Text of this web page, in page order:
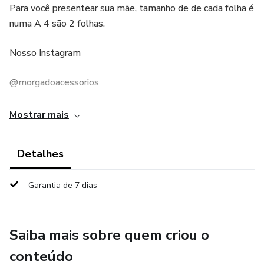
Para você presentear sua mãe, tamanho de de cada folha é
numa A 4 são 2 folhas.
Nosso Instagram
@morgadoacessorios
Mostrar mais
Detalhes
Garantia de 7 dias
Saiba mais sobre quem criou o
conteúdo